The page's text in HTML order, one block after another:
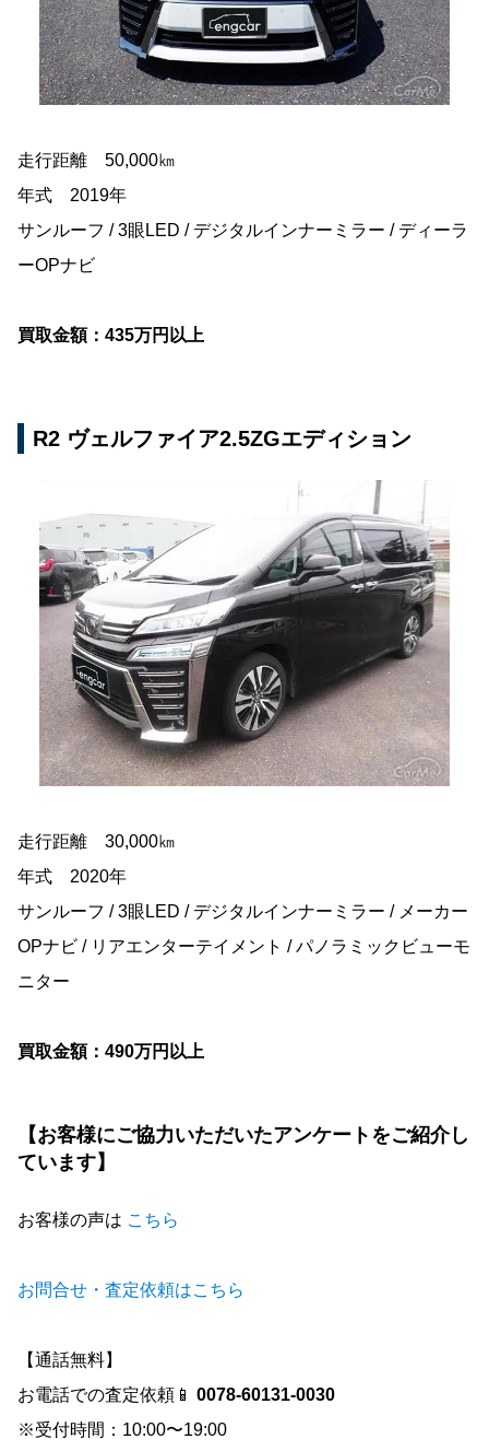
走行距離 50,000㎞
年式 2019年
サンルーフ / 3眼LED / デジタルインナーミラー / ディーラ
ーOPナビ
買取金額：435万円以上
R2 ヴェルファイア2.5ZGエディション
走行距離 30,000㎞
年式 2020年
サンルーフ / 3眼LED / デジタルインナーミラー / メーカー
OPナビ / リアエンターテイメント / パノラミックビューモ
ニター
買取金額：490万円以上
【お客様にご協力いただいたアンケートをご紹介し
ています】
お客様の声は こちら
お問合せ・査定依頼はこちら
【通話無料】
お電話での査定依頼📱 0078-60131-0030
※受付時間：10:00〜19:00